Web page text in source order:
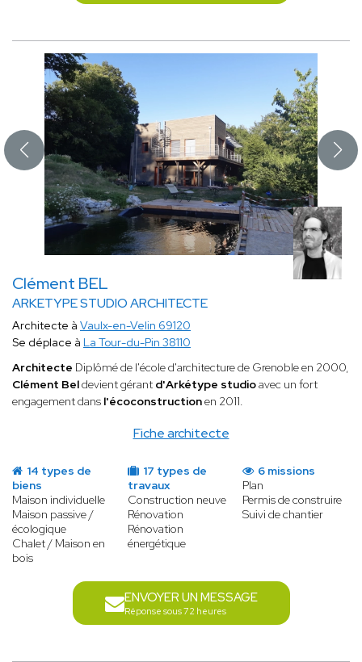
Clément BEL
ARKETYPE STUDIO ARCHITECTE
Fiche architecte
Architecte à Vaulx-en-Velin 69120
Se déplace à La Tour-du-Pin 38110
Architecte Diplômé de l'école d'architecture de Grenoble en 2000,
Clément Beldevient gérant d'Arkétype studioavec un fort
engagement dans l'écoconstructionen 2011.
14 types de
biens
Maison individuelle
Maison passive /
écologique
Chalet / Maison en
bois
17 types de
travaux
Construction neuve
Rénovation
Rénovation
énergétique
6 missions
Plan
Permis de construire
Suivi de chantier
ENVOYER UN MESSAGE
Réponse sous 72 heures